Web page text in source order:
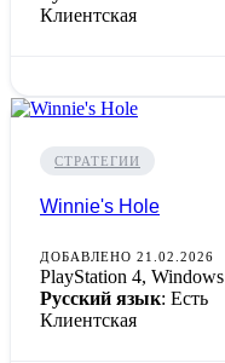
Клиентская
СТРАТЕГИИ
Winnie's Hole
ДОБАВЛЕНО 21.02.2026
PlayStation 4, Windows
Русский язык: Есть
Клиентская